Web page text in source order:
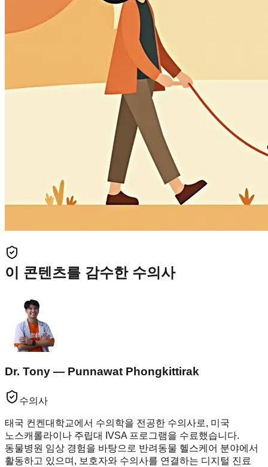
이 콘텐츠를 감수한 수의사
Dr. Tony — Punnawat Phongkittirak
수의사
태국 컨켄대학교에서 수의학을 전공한 수의사로, 미국
노스캐롤라이나 주립대 IVSA 프로그램을 수료했습니다.
동물병원 임상 경험을 바탕으로 반려동물 헬스케어 분야에서
활동하고 있으며, 보호자와 수의사를 연결하는 디지털 진료